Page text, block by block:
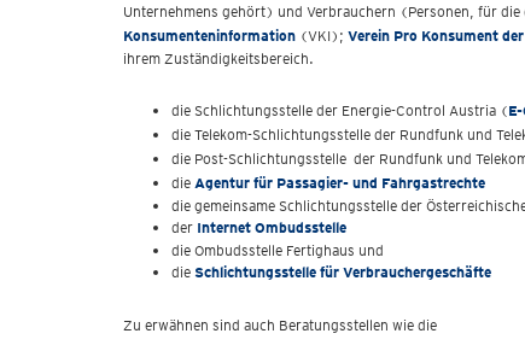
Unternehmens gehört) und Verbrauchern (Personen, für
Konsumenteninformation (VKI); Verein Pro Konsument
ihrem Zuständigkeitsbereich.
die Schlichtungsstelle der Energie-Control Austria (
die Telekom-Schlichtungsstelle der Rundfunk und
die Post-Schlichtungsstelle der Rundfunk und
die Agentur für Passagier- und Fahrgastrechte
die gemeinsame Schlichtungsstelle der
der Internet Ombudsstelle
die Ombudsstelle Fertighaus und
die Schlichtungsstelle für Verbrauchergeschäfte
Zu erwähnen sind auch Beratungsstellen wie die